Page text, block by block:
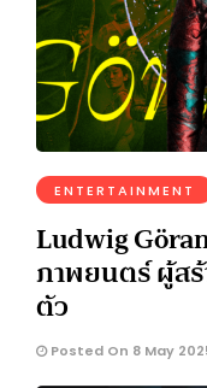
ENTERTAINMENT
Ludwig
ภาพยนตร์ ผู้สร้
ตัว
Posted On 8 May